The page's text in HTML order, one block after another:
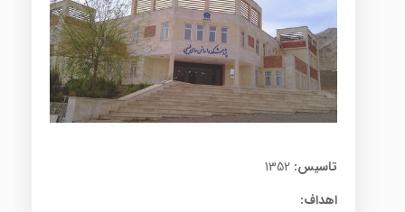
تاسیس: 1352
اهداف: